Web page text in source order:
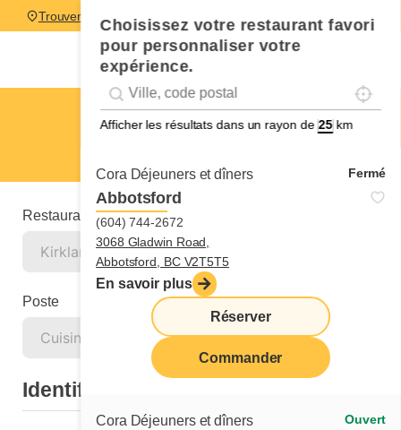
Choisissez votre restaurant favori
pour personnaliser votre
expérience.
Geolocation
Géolocalisation
Afficher les résultats dans un rayon de km
Cora Déjeuners et dîners Fermé
Abbotsford
(604) 744-2672
3068 Gladwin Road,
Abbotsford, BC V2T5T5
En savoir plus
Réserver
Commander
Cora Déjeuners et dîners Ouvert
Trouver un restaurant
Kirkland
Restaurant
Poste
Identification